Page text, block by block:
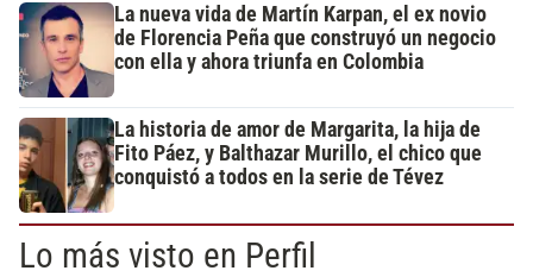
La nueva vida de Martín Karpan, el ex novio
de Florencia Peña que construyó un negocio
con ella y ahora triunfa en Colombia
La historia de amor de Margarita, la hija de
Fito Páez, y Balthazar Murillo, el chico que
conquistó a todos en la serie de Tévez
Lo más visto en Perfil